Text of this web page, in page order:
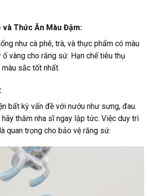
và Thức Ăn Màu Đậm:
như cà phê, trà, và thực phẩm có màu
ố vàng cho răng sứ. Hạn chế tiêu thụ
sắc tốt nhất.
bất kỳ vấn đề với nướu như sưng, đau.
hãy thăm nha sĩ ngay lập tức. Việc duy trì
quan trọng cho bảo vệ răng sứ.